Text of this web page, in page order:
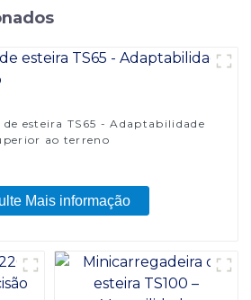
esteira TS65 - Adaptabilidade
ao terreno
Mais informação